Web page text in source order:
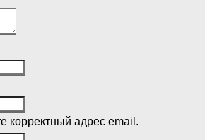
корректный адрес email.